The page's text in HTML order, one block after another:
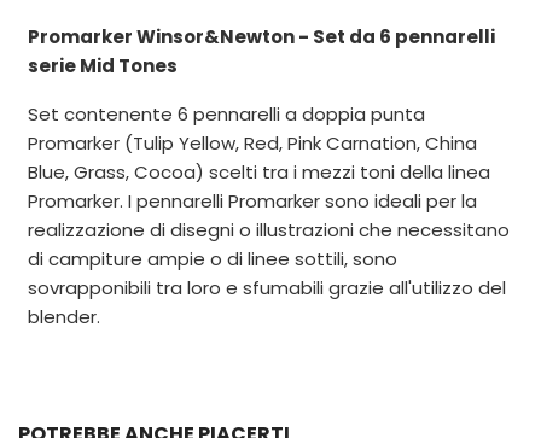
Promarker Winsor&Newton - Set da 6 pennarelli
serie Mid Tones
Set contenente 6 pennarelli a doppia punta
Promarker (Tulip Yellow, Red, Pink Carnation, China
Blue, Grass, Cocoa) scelti tra i mezzi toni della linea
Promarker. I pennarelli Promarker sono ideali per la
realizzazione di disegni o illustrazioni che necessitano
di campiture ampie o di linee sottili, sono
sovrapponibili tra loro e sfumabili grazie all'utilizzo del
blender.